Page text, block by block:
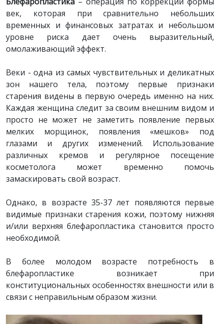
век, которая при сравнительно небольших
временных и финансовых затратах и небольшом
уровне риска дает очень выразительный,
омолаживающий эффект.
Веки - одна из самых чувствительных и деликатных
зон нашего тела, поэтому первые признаки
старения видены в первую очередь именно на них.
Каждая женщина следит за своим внешним видом и
просто не может не заметить появление первых
мелких морщинок, появления «мешков» под
глазами и других изменений. Использование
различных кремов и регулярное посещение
косметолога может временно помочь
замаскировать свой возраст.
Однако, в возрасте 35-37 лет появляются первые
видимые признаки старения кожи, поэтому нижняя
и/или верхняя блефаропластика становится просто
необходимой.
В более молодом возрасте потребность в
блефаропластике возникает при
конституциональных особенностях внешности или в
связи с неправильным образом жизни.